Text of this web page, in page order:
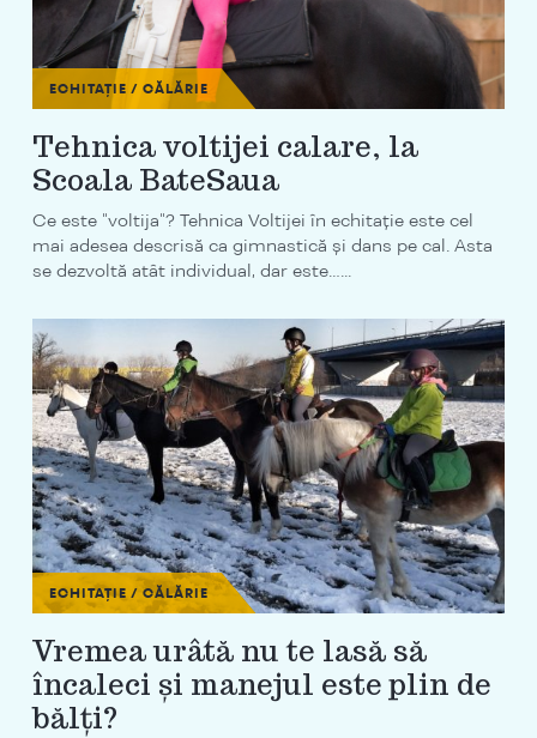
ECHITAȚIE / CĂLĂRIE
Tehnica voltijei calare, la
Scoala BateSaua
Ce este "voltija"? Tehnica Voltijei în echitație este cel
mai adesea descrisă ca gimnastică și dans pe cal. Asta
se dezvoltă atât individual, dar este…...
ECHITAȚIE / CĂLĂRIE
Vremea urâtă nu te lasă să
încaleci și manejul este plin de
bălți?